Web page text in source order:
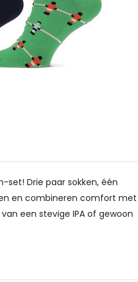
Drie paar sokken, één
en combineren comfort met
een stevige IPA of gewoon